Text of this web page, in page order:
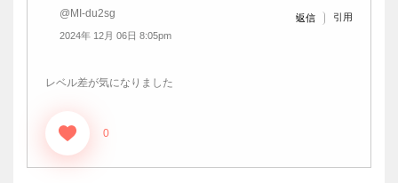
@MI-du2sg
2024年 12月 06日 8:05pm
返信 引用
レベル差が気になりました
0